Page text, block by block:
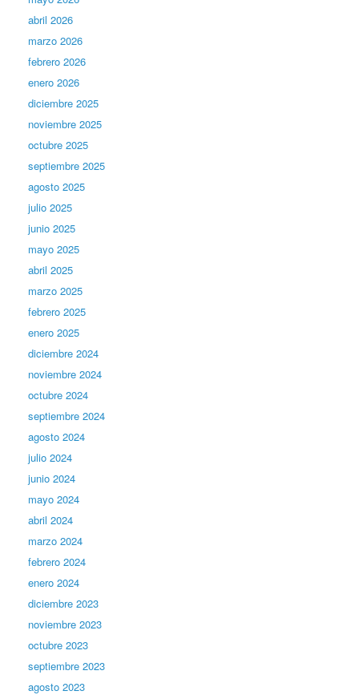
abril 2026
marzo 2026
febrero 2026
enero 2026
diciembre 2025
noviembre 2025
octubre 2025
septiembre 2025
agosto 2025
julio 2025
junio 2025
mayo 2025
abril 2025
marzo 2025
febrero 2025
enero 2025
diciembre 2024
noviembre 2024
octubre 2024
septiembre 2024
agosto 2024
julio 2024
junio 2024
mayo 2024
abril 2024
marzo 2024
febrero 2024
enero 2024
diciembre 2023
noviembre 2023
octubre 2023
septiembre 2023
agosto 2023